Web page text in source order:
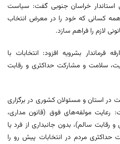
استاندار خراسان جنوبی گفت: سیاست
کسانی که خود را در معرض انتخاب
لازم را فراهم سازد.
بشرویه افزود: انتخابات با
سلامت و مشارکت حداکثری و رقابت
در استان و مسئولان کشوری در برگزاری
رعایت مولفه‌های فوق (قانون مداری،
سالم)، بدون جانبداری از فرد یا
حداکثری مردم در انتخابات پیش رو را